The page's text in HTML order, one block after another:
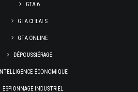
GTA 6
GTA CHEATS
GTA ONLINE
DÉPOUSSIÉRAGE
INTELLIGENCE ÉCONOMIQUE
ESPIONNAGE INDUSTRIEL